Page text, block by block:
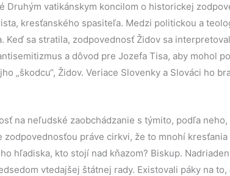
Druhým vatikánskym koncilom o historickej
kresťanského spasiteľa. Medzi politickou a
Keď sa stratila, zodpovednosť Židov sa
a dôvod pre Jozefa Tisa, aby mohol
„škodcu“, Židov. Veriace Slovenky a Slováci ho
na neľudské zaobchádzanie s týmito, podľa
práve cirkvi, že to mnohí kresťania
hľadiska, kto stojí nad kňazom? Biskup.
vtedajšej štátnej rady. Existovali páky na to,